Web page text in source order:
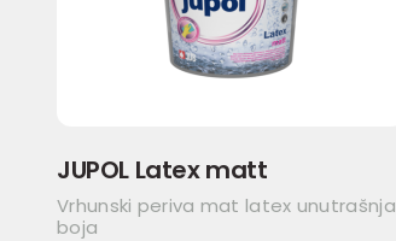
JUPOL Latex matt
Vrhunski periva mat latex unutrašnja
boja